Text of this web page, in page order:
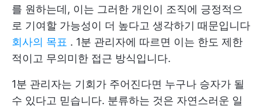
를 원하는데, 이는 그러한 개인이 조직에 긍정적으
로 기여할 가능성이 더 높다고 생각하기 때문입니다
회사의 목표 . 1분 관리자에 따르면 이는 한도 제한
적이고 무의미한 접근 방식입니다.
1분 관리자는 기회가 주어진다면 누구나 승자가 될
수 있다고 믿습니다. 분류하는 것은 자연스러운 일